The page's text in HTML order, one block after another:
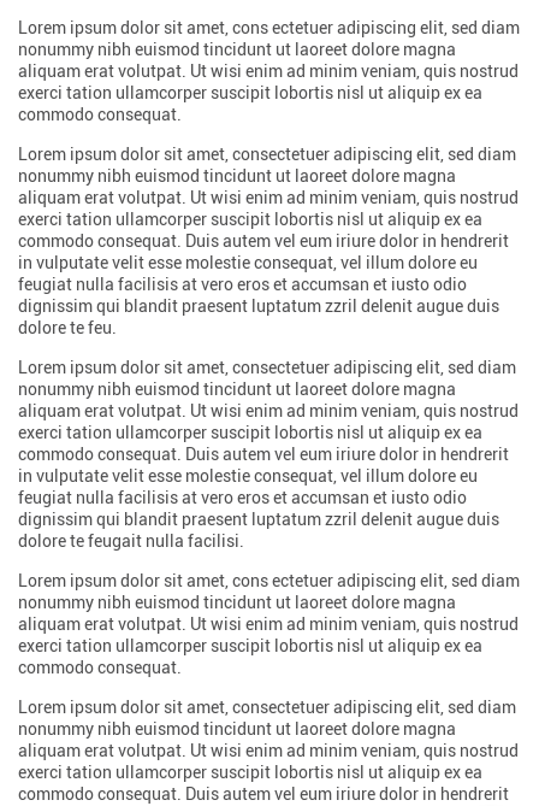
Lorem ipsum dolor sit amet, cons ectetuer adipiscing elit, sed diam
nonummy nibh euismod tincidunt ut laoreet dolore magna
aliquam erat volutpat. Ut wisi enim ad minim veniam, quis nostrud
exerci tation ullamcorper suscipit lobortis nisl ut aliquip ex ea
commodo consequat.
Lorem ipsum dolor sit amet, consectetuer adipiscing elit, sed diam
nonummy nibh euismod tincidunt ut laoreet dolore magna
aliquam erat volutpat. Ut wisi enim ad minim veniam, quis nostrud
exerci tation ullamcorper suscipit lobortis nisl ut aliquip ex ea
commodo consequat. Duis autem vel eum iriure dolor in hendrerit
in vulputate velit esse molestie consequat, vel illum dolore eu
feugiat nulla facilisis at vero eros et accumsan et iusto odio
dignissim qui blandit praesent luptatum zzril delenit augue duis
dolore te feu.
Lorem ipsum dolor sit amet, consectetuer adipiscing elit, sed diam
nonummy nibh euismod tincidunt ut laoreet dolore magna
aliquam erat volutpat. Ut wisi enim ad minim veniam, quis nostrud
exerci tation ullamcorper suscipit lobortis nisl ut aliquip ex ea
commodo consequat. Duis autem vel eum iriure dolor in hendrerit
in vulputate velit esse molestie consequat, vel illum dolore eu
feugiat nulla facilisis at vero eros et accumsan et iusto odio
dignissim qui blandit praesent luptatum zzril delenit augue duis
dolore te feugait nulla facilisi.
Lorem ipsum dolor sit amet, cons ectetuer adipiscing elit, sed diam
nonummy nibh euismod tincidunt ut laoreet dolore magna
aliquam erat volutpat. Ut wisi enim ad minim veniam, quis nostrud
exerci tation ullamcorper suscipit lobortis nisl ut aliquip ex ea
commodo consequat.
Lorem ipsum dolor sit amet, consectetuer adipiscing elit, sed diam
nonummy nibh euismod tincidunt ut laoreet dolore magna
aliquam erat volutpat. Ut wisi enim ad minim veniam, quis nostrud
exerci tation ullamcorper suscipit lobortis nisl ut aliquip ex ea
commodo consequat. Duis autem vel eum iriure dolor in hendrerit